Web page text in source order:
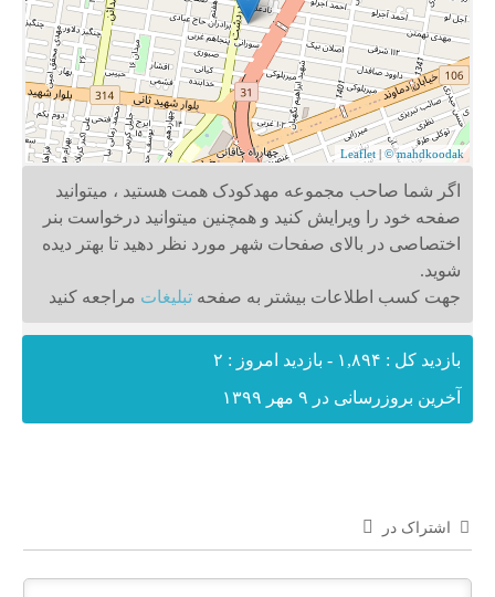
Leaflet | © mahdkoodak
اگر شما صاحب مجموعه مهدکودک همت هستید ، میتوانید
صفحه خود را ویرایش کنید و همچنین میتوانید درخواست بنر
اختصاصی در بالای صفحات شهر مورد نظر دهید تا بهتر دیده
شوید.
جهت کسب اطلاعات بیشتر به صفحه تبلیغات مراجعه کنید
بازدید کل : ۱,۸۹۴ - بازدید امروز : ۲
آخرین بروزرسانی در ۹ مهر ۱۳۹۹
اشتراک در